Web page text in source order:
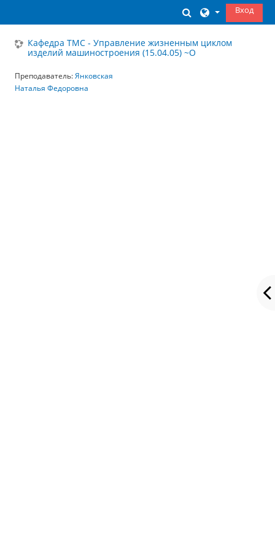
ИзменитьВход
Кафедра ТМС - Управление жизненным циклом
изделий машиностроения (15.04.05) ~О
Преподаватель:Янковская
Наталья Федоровна